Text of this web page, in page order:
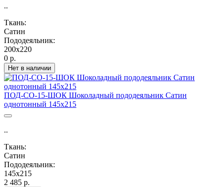
..
Ткань:
Сатин
Пододеяльник:
200х220
0 р.
Нет в наличии
ПОД-СО-15-ШОК Шоколадный пододеяльник Сатин
однотонный 145х215
..
Ткань:
Сатин
Пододеяльник:
145х215
2 485 р.